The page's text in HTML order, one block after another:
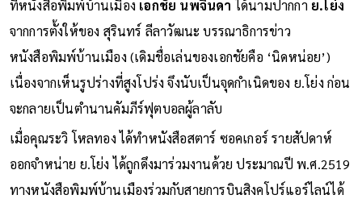
ที่หนังสือพิมพ์บ้านเมือง เอกชัย นพจินดา ได้นามปากกา ย.โย่ง
จากการตั้งให้ของ สุรินทร์ ลีลาวัฒนะ บรรณาธิการข่าว
หนังสือพิมพ์บ้านเมือง (เดิมชื่อเล่นของเอกชัยคือ ‘นิดหน่อย’)
เนื่องจากเห็นรูปร่างที่สูงโปร่ง จึงนับเป็นจุดกำเนิดของ ย.โย่ง ก่อน
จะกลายเป็นตำนานคัมภีร์ฟุตบอลผู้ลาลับ
เมื่อคุณระวิ โหลทอง ได้ทำหนังสือสตาร์ ซอคเกอร์ รายสัปดาห์
ออกจำหน่าย ย.โย่ง ได้ถูกดึงมาร่วมงานด้วย ประมาณปี พ.ศ.2519
ทางหนังสือพิมพ์บ้านเมืองร่วมกับสายการบินสิงคโปร์แอร์ไลน์ได้